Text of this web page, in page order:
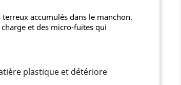
accumulés dans le manchon.
et des micro-fuites qui
plastique et détériore